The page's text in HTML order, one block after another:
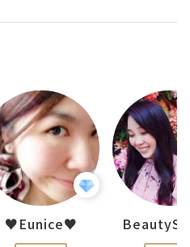
♥Eunice♥